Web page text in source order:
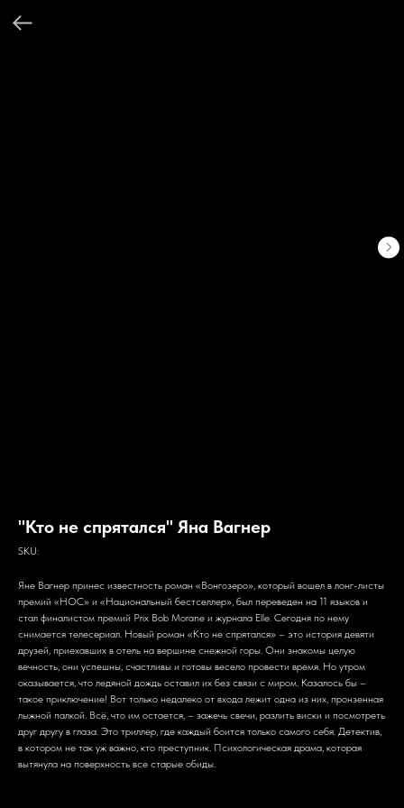
"Кто не спрятался" Яна Вагнер
SKU:
Яне Вагнер принес известность роман «Вонгозеро», который вошел в лонг-листы
премий «НОС» и «Национальный бестселлер», был переведен на 11 языков и
стал финалистом премий Prix Bob Morane и журнала Elle. Сегодня по нему
снимается телесериал. Новый роман «Кто не спрятался» – это история девяти
друзей, приехавших в отель на вершине снежной горы. Они знакомы целую
вечность, они успешны, счастливы и готовы весело провести время. Но утром
оказывается, что ледяной дождь оставил их без связи с миром. Казалось бы –
такое приключение! Вот только недалеко от входа лежит одна из них, пронзенная
лыжной палкой. Всё, что им остается, – зажечь свечи, разлить виски и посмотреть
друг другу в глаза. Это триллер, где каждый боится только самого себя. Детектив,
в котором не так уж важно, кто преступник. Психологическая драма, которая
вытянула на поверхность все старые обиды.